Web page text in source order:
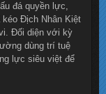
đá quyền lực,
Địch Nhân Kiệt
Đối diện với kỳ
dùng trí tuệ
lực siêu việt để